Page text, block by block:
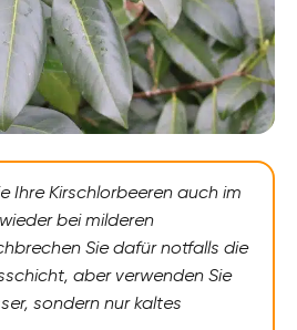
Ihre Kirschlorbeeren auch im
bei milderen
Sie dafür notfalls die
aber verwenden Sie
sondern nur kaltes